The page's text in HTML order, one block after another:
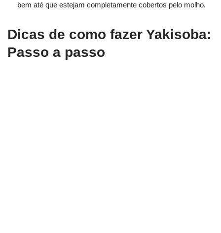
bem até que estejam completamente cobertos pelo molho.
Dicas de como fazer Yakisoba:
Passo a passo